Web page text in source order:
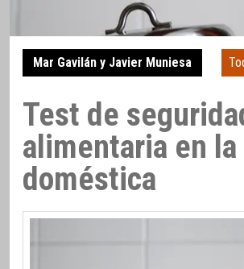
Mar Gavilán y Javier Muniesa
Test de
alimentaria en la
doméstica